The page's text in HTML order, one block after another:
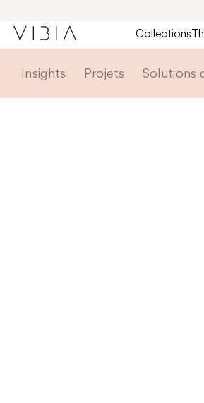
Collections
Insights Projets Solutions